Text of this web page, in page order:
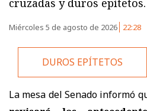
cruzadas y duros epítetos.
Miércoles 5 de agosto de 2026 22:28
DUROS EPÍTETOS
La mesa del Senado informó